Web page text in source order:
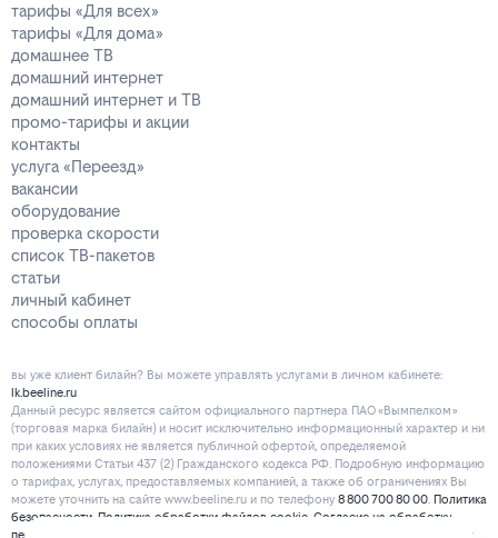
тарифы «Для всех»
тарифы «Для дома»
домашнее ТВ
домашний интернет
домашний интернет и ТВ
промо-тарифы и акции
контакты
услуга «Переезд»
вакансии
оборудование
проверка скорости
список ТВ-пакетов
статьи
личный кабинет
способы оплаты
вы уже клиент билайн? Вы можете управлять услугами в личнoм кaбинeтe:
lk.beeline.ru
Данный ресурс является сайтом официального партнера ПАО «Вымпелком»
(торговая марка билайн) и носит исключительно информационный характер и ни
при каких условиях не является публичной офертой, определяемой
положениями Статьи 437 (2) Гражданского кодекса РФ. Подробную информацию
о тарифах, услугах, предоставляемых компанией, а также об ограничениях Вы
можете уточнить на сайте www.beeline.ru и по телефону 8 800 700 80 00. Политика
безопасности Политика обработки файлов cookie Согласие на обработку